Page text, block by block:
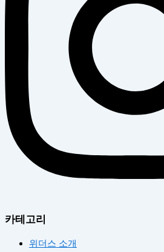
카테고리
위더스 소개